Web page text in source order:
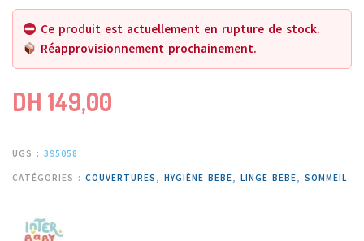
Ce produit est actuellement en rupture de stock.
Réapprovisionnement prochainement.
DH 149,00
UGS : 395058
CATÉGORIES : COUVERTURES , HYGIÈNE BEBE, LINGE BEBE, SOMMEIL